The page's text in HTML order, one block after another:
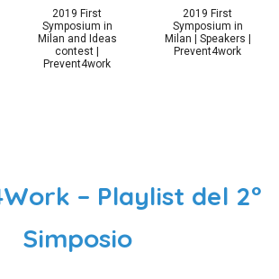
2019 First
Symposium in
Milan and Ideas
contest |
Prevent4work
2019 First
Symposium in
Milan | Speakers |
Prevent4work
– Playlist del 2°
Simposio